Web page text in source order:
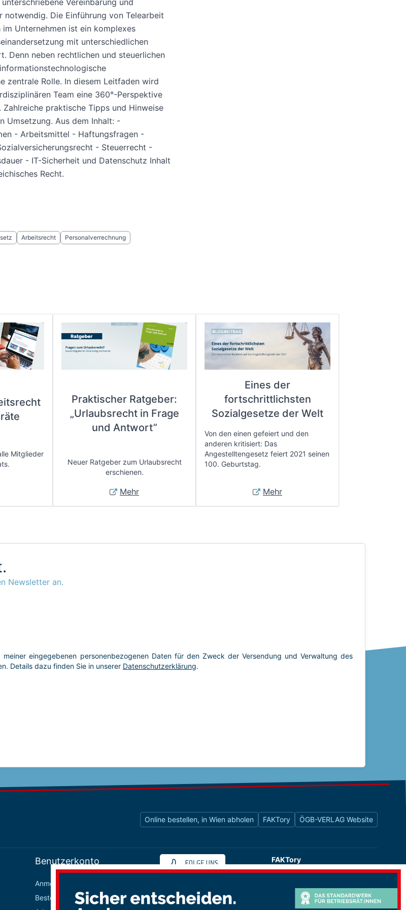
Vereinbarung und
notwendig. Die Einführung von Telearbeit
Unternehmen ist ein komplexes
mit unterschiedlichen
Denn neben rechtlichen und steuerlichen
zentrale Rolle. In diesem Leitfaden wird
Team eine 360°-Perspektive
praktische Tipps und Hinweise
Umsetzung. Aus dem Inhalt: -
- Arbeitsmittel - Haftungsfragen -
- Steuerrecht -
- IT-Sicherheit und Datenschutz Inhalt
Recht.
Arbeitsrecht Personalverrechnung
Mitglieder
Praktischer Ratgeber:
„Urlaubsrecht in Frage
und Antwort”
Neuer Ratgeber zum Urlaubsrecht
erschienen.
Mehr
Eines der
fortschrittlichsten
Sozialgesetze der Welt
Von den einen gefeiert und den
anderen kritisiert: Das
Angestelltengesetz feiert 2021 seinen
100. Geburtstag.
Mehr
Newsletter an.
Online bestellen, in Wien abholen FAKTory ÖGB-VERLAG Website
Benutzerkonto
Anmelden / Registrieren
Bestellungen
FAKTory
Buchhandlung des ÖGB-Verlags
1010 Wien